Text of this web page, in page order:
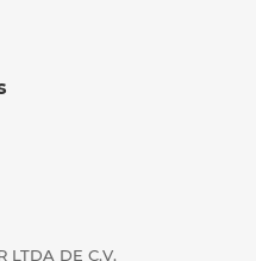
LTDA DE C.V.